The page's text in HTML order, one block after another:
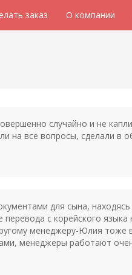
заказ О компании
случайно и не
на все вопросы, сделали в
для сына,
перевода с корейского
менеджеру-Юлия тоже
менеджеры работают